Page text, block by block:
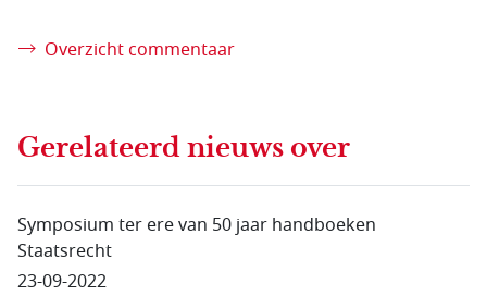
Overzicht commentaar
Gerelateerd nieuws over
Symposium ter ere van 50 jaar handboeken
Staatsrecht
23-09-2022